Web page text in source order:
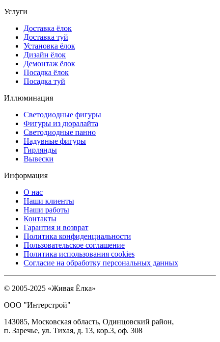
Услуги
Доставка ёлок
Доставка туй
Установка ёлок
Дизайн ёлок
Демонтаж ёлок
Посадка ёлок
Посадка туй
Иллюминация
Светодиодные фигуры
Фигуры из дюралайта
Светодиодные панно
Надувные фигуры
Гирлянды
Вывески
Информация
О нас
Наши клиенты
Наши работы
Контакты
Гарантия и возврат
Политика конфиденциальности
Пользовательское соглашение
Политика использования cookies
Согласие на обработку персональных данных
© 2005-2025 «Живая Ёлка»
ООО "Интерстрой"
143085, Московская область, Одинцовский район,
п. Заречье, ул. Тихая, д. 13, кор.3, оф. 308